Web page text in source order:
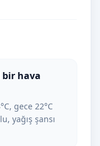
bir hava
gece 22°C
yağış şansı